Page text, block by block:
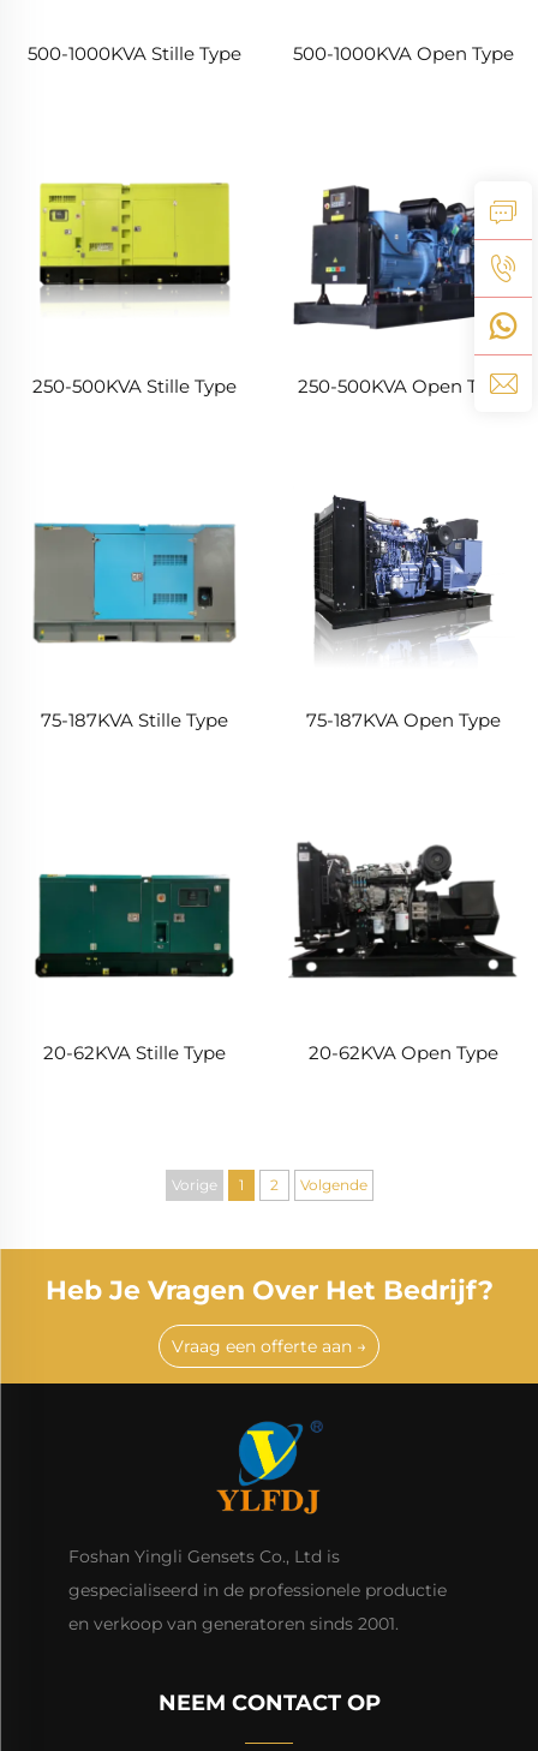
500-1000KVA Stille Type 500-1000KVA Open Type
250-500KVA Stille Type 250-500KVA Open Type
75-187KVA Stille Type 75-187KVA Open Type
20-62KVA Stille Type 20-62KVA Open Type
Vorige 1 2 Volgende
Heb Je Vragen Over Het Bedrijf?
Vraag een offerte aan →
Foshan Yingli Gensets Co., Ltd is
gespecialiseerd in de professionele productie
en verkoop van generatoren sinds 2001.
NEEM CONTACT OP